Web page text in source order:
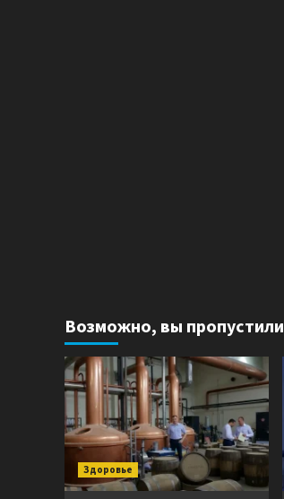
Возможно, вы пропустили
Здоровье